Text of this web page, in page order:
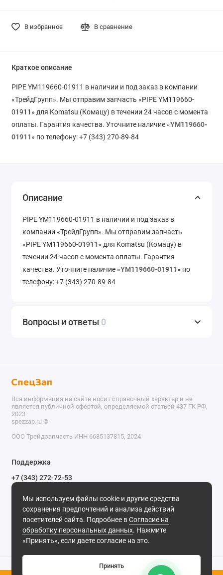
В избранное В сравнение
Краткое описание
PIPE YM119660-01911 в наличии и под заказ в компании
«ТрейдГрупп». Мы отправим запчасть «PIPE YM119660-
01911» для Komatsu (Комацу) в течении 24 часов с момента
оплаты. Гарантия качества. Уточните наличие «YM119660-
01911» по телефону: +7 (343) 270-89-84
Описание
PIPE YM119660-01911 в наличии и под заказ в
компании «ТрейдГрупп». Мы отправим запчасть
«PIPE YM119660-01911» для Komatsu (Комацу) в
течении 24 часов с момента оплаты. Гарантия
качества. Уточните наличие «YM119660-01911» по
телефону: +7 (343) 270-89-84
Вопросы и ответы 0
Мы используем файлы cookie и другие средства
сохранения предпочтений и анализа действий
посетителей сайта. Подробнее вСогласие на
обработку персональных данных. Нажмите
«Принять», если даете согласие на это.
Принять
Вся информация на сайте носит справочный характер и не
является публичной офертой, определяемой статьей 437 ГК РФ,
2023
spezzap.ru ©️
ООО Трейдзапчасть ИНН 6685137815, 2024
Поддержка
+7 (343) 272-72-53
Обратный звонок
620030, г. Екатеринбург, ул. Карьерная, д. 14, оф. 14.
Мы в сети